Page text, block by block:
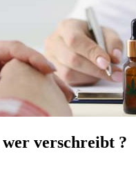
verschreibt ?